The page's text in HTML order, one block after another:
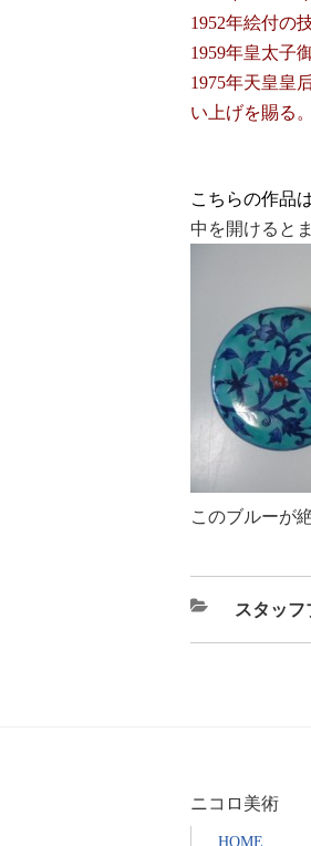
1952年絵付の
1959年皇太子
1975年天皇皇
い上げを賜る。
こちらの作品
中を開けると
このブルーが
カ
テ
スタッフ
ニコロ美術
HOME